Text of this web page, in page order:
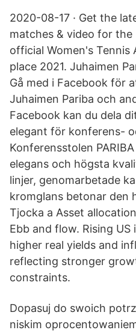
2020-08-17 · Get the
matches & video for the
official Women's
place 2021. Juhaimen
Gå med i Facebook för
Juhaimen Pariba och
Facebook kan du dela
elegant för konferens-
Konferensstolen
elegans och högsta
linjer, genomarbetade
kromglans betonar den
Tjocka a Asset
Ebb and flow. Rising
higher real yields and
reflecting stronger
constraints.
Dopasuj do swoich
niskim